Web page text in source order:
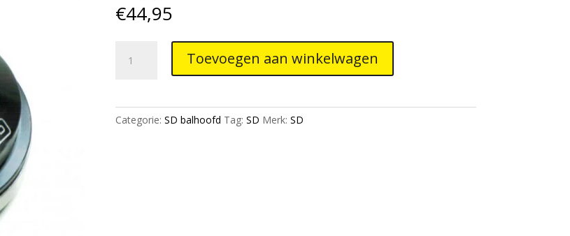
€44,95
integrated
Black
Toevoegen aan winkelwagen
Categorie: SD balhoofd Tag: SD Merk: SD